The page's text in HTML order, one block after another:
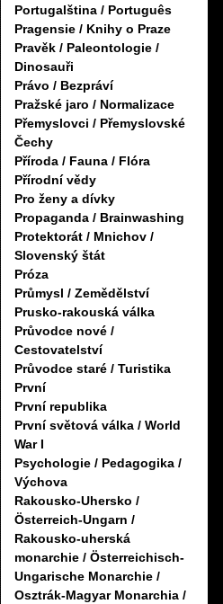
Portugalština / Português
Pragensie / Knihy o Praze
Pravěk / Paleontologie /
Dinosauři
Právo / Bezpráví
Pražské jaro / Normalizace
Přemyslovci / Přemyslovské
Čechy
Příroda / Fauna / Flóra
Přírodní vědy
Pro ženy a dívky
Propaganda / Brainwashing
Protektorát / Mnichov /
Slovenský štát
Próza
Průmysl / Zemědělství
Prusko-rakouská válka
Průvodce nové /
Cestovatelství
Průvodce staré / Turistika
První
První republika
První světová válka / World
War I
Psychologie / Pedagogika /
Výchova
Rakousko-Uhersko /
Österreich-Ungarn /
Rakousko-uherská
monarchie / Österreichisch-
Ungarische Monarchie /
Osztrák-Magyar Monarchia /